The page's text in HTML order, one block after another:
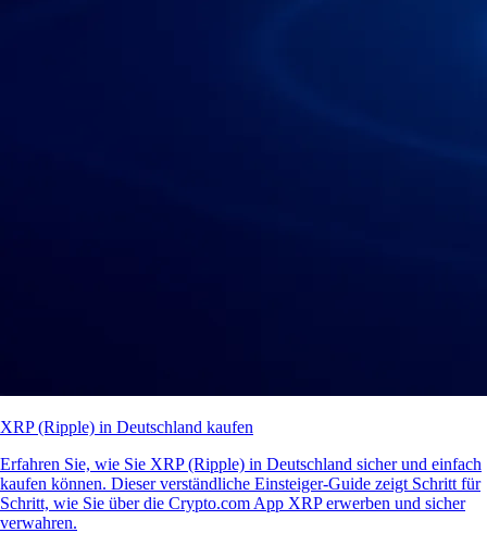
XRP (Ripple) in Deutschland kaufen
Erfahren Sie, wie Sie XRP (Ripple) in Deutschland sicher und einfach
kaufen können. Dieser verständliche Einsteiger-Guide zeigt Schritt für
Schritt, wie Sie über die Crypto.com App XRP erwerben und sicher
verwahren.